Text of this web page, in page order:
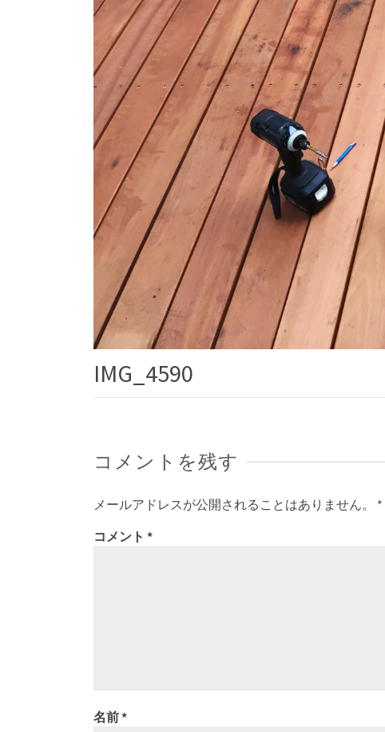
IMG_4590
コメントを残す
メールアドレスが公開されることはありません。 *
コメント *
名前*